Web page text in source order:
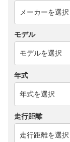
モデル
年式
走行距離